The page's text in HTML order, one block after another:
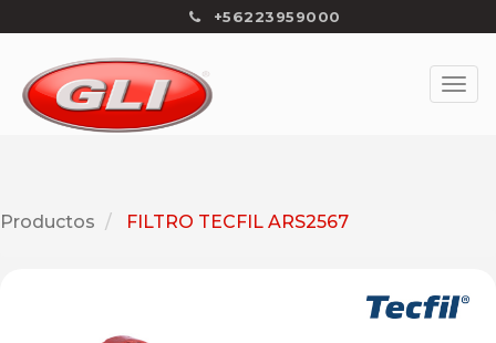
+56223959000
Productos FILTRO TECFIL ARS2567